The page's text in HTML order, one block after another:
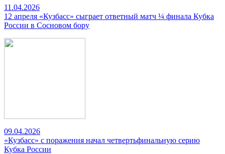
11.04.2026
12 апреля «Кузбасс» сыграет ответный матч ¼ финала Кубка
России в Сосновом бору
09.04.2026
«Кузбасс» с поражения начал четвертьфинальную серию
Кубка России